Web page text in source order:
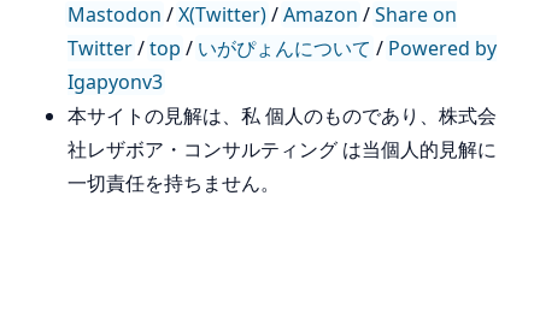
Mastodon /X(Twitter)/Amazon /Share on
Twitter/top / いがぴょんについて / Powered by
Igapyonv3
本サイトの見解は、私 個人のものであり、株式会
社レザボア・コンサルティング は当個人的見解に
一切責任を持ちません。